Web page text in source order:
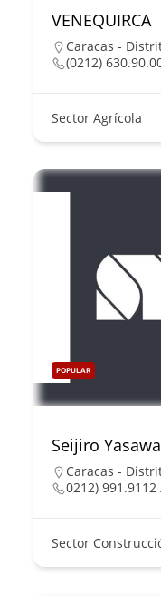
VENEQUIRCA
Caracas -
(0212)
Sector Agrícola
POPULAR
Seijiro
Caracas -
0212) 991.9112
Sector